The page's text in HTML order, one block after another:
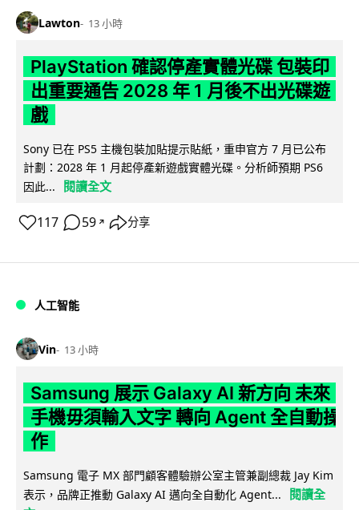
Lawton 13 小時
PlayStation 確認停產實體光碟 包裝印
出重要通告 2028 年 1 月後不出光碟遊
戲
Sony 已在 PS5 主機包裝加貼提示貼紙，重申官方 7 月已公布
計劃：2028 年 1 月起停產新遊戲實體光碟。分析師預期 PS6
因此...
閱讀全文
117 59 ↗ 分享
人工智能
Vin 13 小時
Samsung 展示 Galaxy AI 新方向 未來
手機毋須輸入文字 轉向 Agent 全自動操
作
Samsung 電子 MX 部門顧客體驗辦公室主管兼副總裁 Jay Kim
表示，品牌正推動 Galaxy AI 邁向全自動化 Agent...
閱讀全